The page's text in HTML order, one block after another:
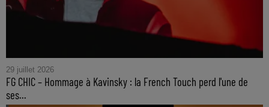
29 juillet 2026
FG CHIC – Hommage à Kavinsky : la French Touch perd l'une de
ses...